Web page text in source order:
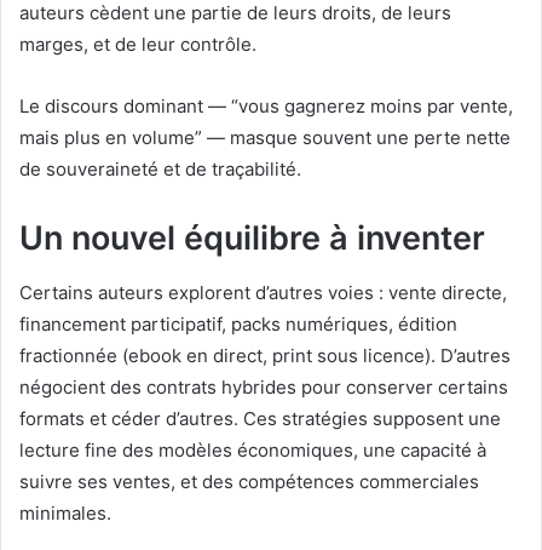
auteurs cèdent une partie de leurs droits, de leurs
marges, et de leur contrôle.
Le discours dominant — “vous gagnerez moins par vente,
mais plus en volume” — masque souvent une perte nette
de souveraineté et de traçabilité.
Un nouvel équilibre à inventer
Certains auteurs explorent d’autres voies : vente directe,
financement participatif, packs numériques, édition
fractionnée (ebook en direct, print sous licence). D’autres
négocient des contrats hybrides pour conserver certains
formats et céder d’autres. Ces stratégies supposent une
lecture fine des modèles économiques, une capacité à
suivre ses ventes, et des compétences commerciales
minimales.